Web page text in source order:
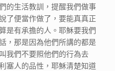
的生活教訓，提醒我們做事
了便當作做了，要能真真正
是有承擔的人。耶穌要我們
，那是因為他們所講的都是
我們不要照他們的行為去
塞人的品性，耶穌清楚知道